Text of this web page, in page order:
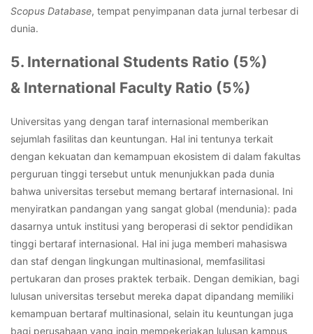
Scopus Database, tempat penyimpanan data jurnal terbesar di
dunia.
5. International Students Ratio (5%)
& International Faculty Ratio (5%)
Universitas yang dengan taraf internasional memberikan
sejumlah fasilitas dan keuntungan. Hal ini tentunya terkait
dengan kekuatan dan kemampuan ekosistem di dalam fakultas
perguruan tinggi tersebut untuk menunjukkan pada dunia
bahwa universitas tersebut memang bertaraf internasional. Ini
menyiratkan pandangan yang sangat global (mendunia): pada
dasarnya untuk institusi yang beroperasi di sektor pendidikan
tinggi bertaraf internasional. Hal ini juga memberi mahasiswa
dan staf dengan lingkungan multinasional, memfasilitasi
pertukaran dan proses praktek terbaik. Dengan demikian, bagi
lulusan universitas tersebut mereka dapat dipandang memiliki
kemampuan bertaraf multinasional, selain itu keuntungan juga
bagi perusahaan yang ingin mempekerjakan lulusan kampus